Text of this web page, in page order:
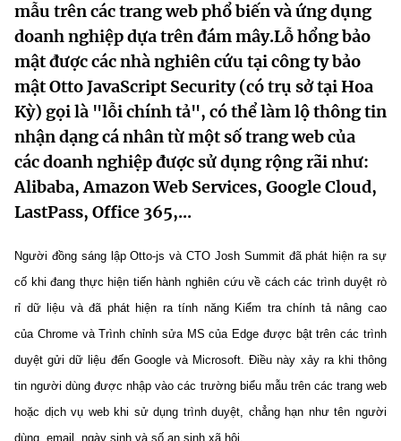
Lịch sử phát triển
Sở Khoa học và Công nghệ
Đổi mới sáng tạo
Chuyển đổi số
Bưu chính, Viễn thông
Sở hữu trí tuệ
Tiêu chuẩn, đo lường, chất lượng
Tin tổng hợp
Tin địa phương
Hệ thống văn bản
Văn bản QPPL
Văn bản chỉ đạo điều hành
Lấy ý kiến người dân về dự thảo VBQPPL
MST IOFFICE
THỐNG KÊ
Khoa học và Công nghệ
Đổi mới sáng tạo
Bưu chính, Viễn thông
Sở hữu trí tuệ
Tiêu chuẩn, đo lường, chất lượng
Năng lượng nguyên tử
Multimedia
THƯ ĐIỆN TỬ
Khác
Videos
Ảnh
Voice
Nhiệm vụ trọng tâm
mẫu trên các trang web phổ biến và ứng dụng
doanh nghiệp dựa trên đám mây.Lỗ hổng bảo
mật được các nhà nghiên cứu tại công ty bảo
mật Otto JavaScript Security (có trụ sở tại Hoa
Kỳ) gọi là "lỗi chính tả", có thể làm lộ thông tin
nhận dạng cá nhân từ một số trang web của
các doanh nghiệp được sử dụng rộng rãi như:
Alibaba, Amazon Web Services, Google Cloud,
LastPass, Office 365,...
Người đồng sáng lập Otto-js và CTO Josh Summit đã phát hiện ra sự
cố khi đang thực hiện tiến hành nghiên cứu về cách các trình duyệt rò
rỉ dữ liệu và đã phát hiện ra tính năng Kiểm tra chính tả nâng cao
của Chromevà Trình chỉnh sửa MS của Edge được bật trên các trình
duyệt gửi dữ liệu đến Googlevà Microsoft. Điều này xảy ra khi thông
tin người dùng được nhập vào các trường biểu mẫu trên các trang web
hoặc dịch vụ web khi sử dụng trình duyệt, chẳng hạn như tên người
dùng, email, ngày sinh và số an sinh xã hội.